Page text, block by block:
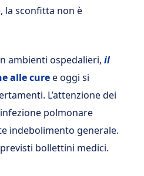
la sconfitta non è
ambienti ospedalieri, il
alle curee oggi si
L’attenzione dei
polmonare
indebolimento generale.
bollettini medici.